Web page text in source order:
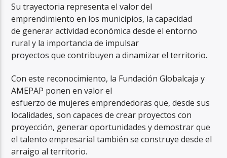
Su trayectoria representa el valor del
emprendimiento en los municipios, la capacidad
de generar actividad económica desde el entorno
rural y la importancia de impulsar
proyectos que contribuyen a dinamizar el territorio.
Con este reconocimiento, la Fundación Globalcaja y
AMEPAP ponen en valor el
esfuerzo de mujeres emprendedoras que, desde sus
localidades, son capaces de crear proyectos con
proyección, generar oportunidades y demostrar que
el talento empresarial también se construye desde el
arraigo al territorio.